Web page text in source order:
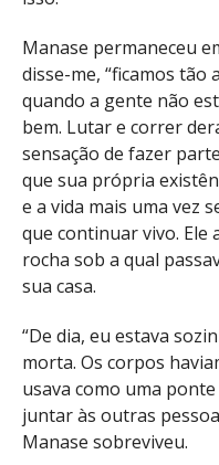
Manase permaneceu
disse-me, “ficamos tão
quando a gente não
bem. Lutar e correr
sensação de fazer
que sua própria
e a vida mais uma vez
que continuar vivo. Ele
rocha sob a qual
sua casa.
“De dia, eu estava
morta. Os corpos
usava como uma
juntar às outras
Manase sobreviveu.